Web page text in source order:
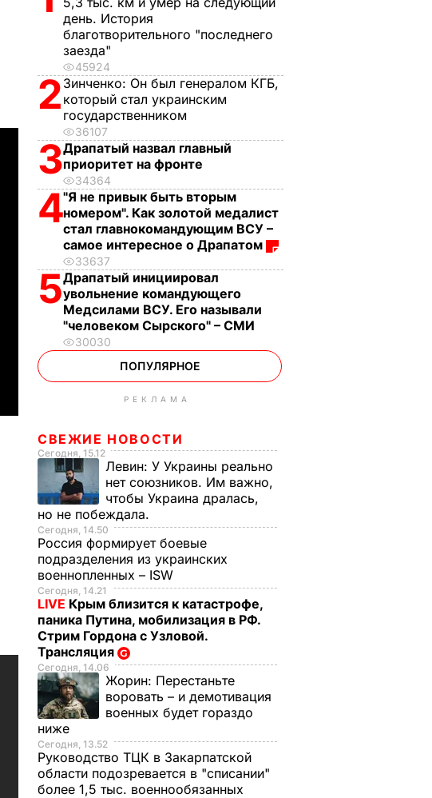
день. История
благотворительного "последнего
заезда"
45924
2 Зинченко: Он был генералом КГБ,
который стал украинским
государственником
36107
3Драпатый назвал главный
приоритет на фронте
34364
4"Я не привык быть вторым
номером". Как золотой медалист
стал главнокомандующим ВСУ –
самое интересное о Драпатом
33637
5Драпатый инициировал
увольнение командующего
Медсилами ВСУ. Его называли
"человеком Сырского" – СМИ
30030
ПОПУЛЯРНОЕ
РЕКЛАМА
СВЕЖИЕ НОВОСТИ
Сегодня, 15.12
Левин: У Украины реально
нет союзников. Им важно,
чтобы Украина дралась,
но не побеждала.
Сегодня, 14.50
Россия формирует боевые
подразделения из украинских
военнопленных – ISW
Сегодня, 14.21
LIVE Крым близится к катастрофе,
паника Путина, мобилизация в РФ.
Стрим Гордона с Узловой.
Трансляция
Сегодня, 14.06
Жорин: Перестаньте
воровать – и демотивация
военных будет гораздо
ниже
Сегодня, 13.52
Руководство ТЦК в Закарпатской
области подозревается в "списании"
более 1,5 тыс. военнообязанных